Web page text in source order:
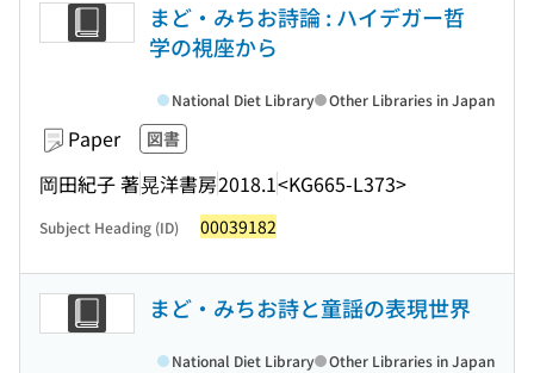
まど・みちお詩論 : ハイデガー哲
学の視座から
Paper 図書
岡田紀子 著晃洋書房2018.1<KG665-L373>
National Diet Library Other Libraries in Japan
Subject Heading (ID) 00039182
まど・みちお詩と童謡の表現世界
National Diet Library Other Libraries in Japan